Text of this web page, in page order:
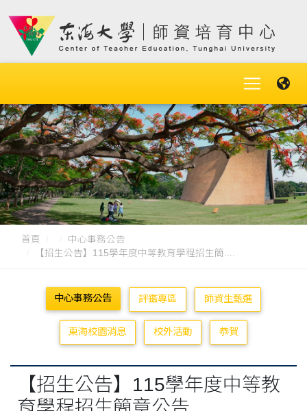
首頁
中心事務公告
【招生公告】115學年度中等教育學程招生簡....
中心事務公告 評鑑專區 師資生甄選
東海校園消息 校外活動 恭賀
【招生公告】115學年度中等教